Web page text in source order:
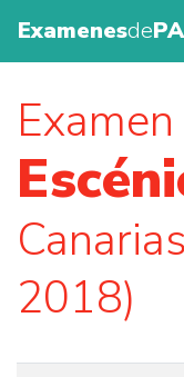
Examenesde
2018)